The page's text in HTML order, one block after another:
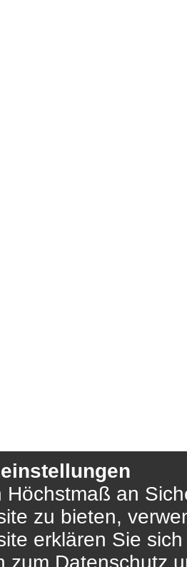
Höchstmaß an
zu bieten,
erklären Sie
zum Datenschutz